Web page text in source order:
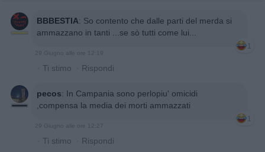
BBBESTIA: So contento che dalle parti del merda si
ammazzano in tanti ...se sò tutti come lui...
1
29 Giugno alle ore 12:19
· Ti stimo · Rispondi
pecos: In Campania sono perlopiu' omicidi
,compensa la media dei morti ammazzati
1
29 Giugno alle ore 12:27
· Ti stimo · Rispondi